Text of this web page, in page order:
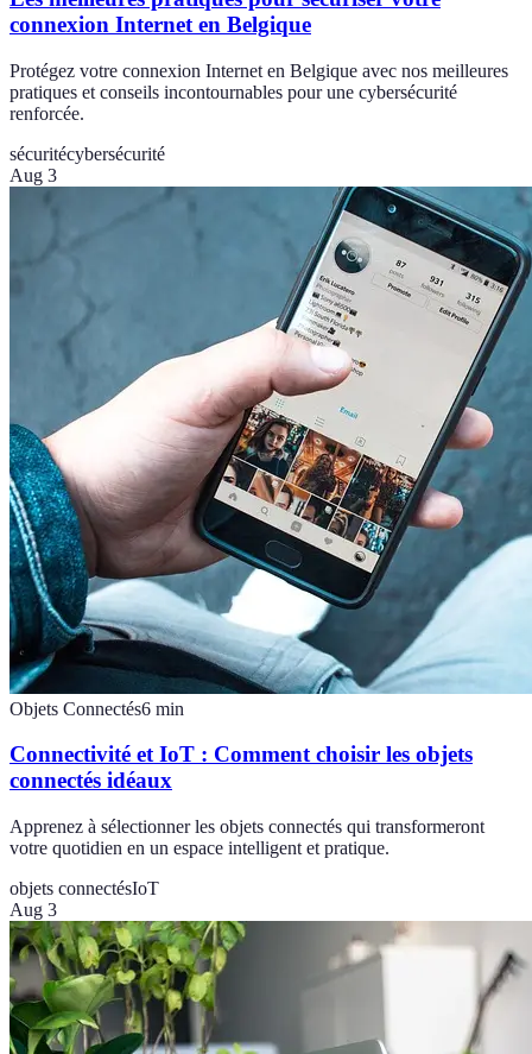
connexion Internet en Belgique
Protégez votre connexion Internet en Belgique avec nos meilleures
pratiques et conseils incontournables pour une cybersécurité
renforcée.
sécuritécybersécurité
Aug 3
Objets Connectés6 min
Connectivité et IoT : Comment choisir les objets
connectés idéaux
Apprenez à sélectionner les objets connectés qui transformeront
votre quotidien en un espace intelligent et pratique.
objets connectésIoT
Aug 3